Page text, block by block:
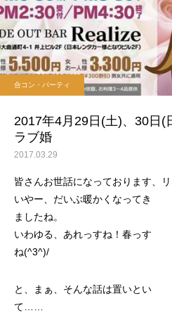
合コン・パーティ
2017年4月29日(土)、30日(
ラブ婚
2017.03.29
皆さんお世話になっております、
いやー、だいぶ暖かくなってき
ましたね。
いわゆる、あれっすね！春っす
ね(^3^)/
と、まぁ、そんな話は置いとい
て……